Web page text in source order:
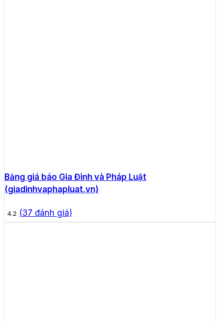
Bảng giá báo Gia Đình và Pháp Luật
(giadinhvaphapluat.vn)
4.2 (37 đánh giá)